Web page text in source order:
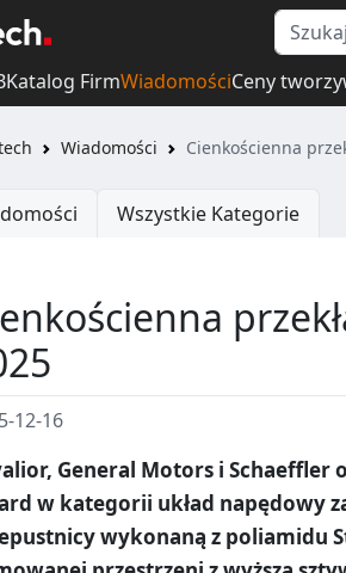
Katalog FirmWiadomościCeny
Wiadomości Cienkościenna
Wszystkie Kategorie
12-16
General Motors i Schaeffler
w kategorii układ napędowy
wykonaną z poliamidu